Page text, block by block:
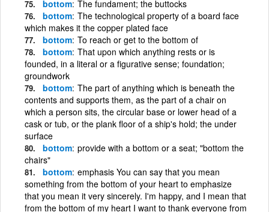
bottom The fundament; the buttocks
bottom The technological property of a board face
which makes it the copper plated face
bottom To reach or get to the bottom of
bottom That upon which anything rests or is
founded, in a literal or a figurative sense; foundation;
groundwork
bottom The part of anything which is beneath the
contents and supports them, as the part of a chair on
which a person sits, the circular base or lower head of a
cask or tub, or the plank floor of a ship's hold; the under
surface
bottom provide with a bottom or a seat; "bottom the
chairs"
bottom emphasis You can say that you mean
something from the bottom of your heart to emphasize
that you mean it very sincerely. I'm happy, and I mean that
from the bottom of my heart I want to thank everyone from